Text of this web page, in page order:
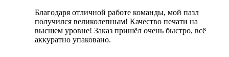
Благодаря отличной работе команды, мой пазл
получился великолепным! Качество печати на
высшем уровне! Заказ пришёл очень быстро, всё
аккуратно упаковано.